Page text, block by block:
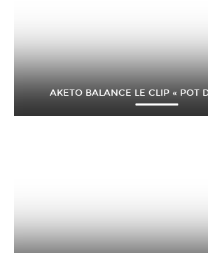
AKETO BALANCE LE CLIP « POT